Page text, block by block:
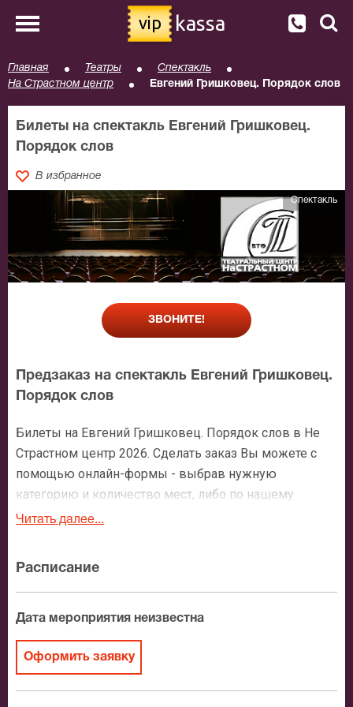
vip kassa
Главная Театры
Спектакль
На Страстном центр
Евгений Гришковец. Порядок слов
Билеты на спектакль Евгений Гришковец.
Порядок слов
В избранное
Спектакль
ЗВОНИТЕ!
Предзаказ на спектакль Евгений Гришковец.
Порядок слов
Билеты на Евгений Гришковец. Порядок слов в Не
Страстном центр 2026. Сделать заказ Вы можете с
помощью онлайн-формы - выбрав нужную
категорию и количество мест, либо по нашему
номеру телефона: +7 (495) 921-35-00. После
мероприятии, о расположении мест в зрительном
зале, о том как заказать билет и утвердит адрес
доставки.
Официальные билеты на Евгений Гришковец.
Порядок слов
Читать далее...
Расписание
Дата мероприятия неизвестна
Оформить заявку